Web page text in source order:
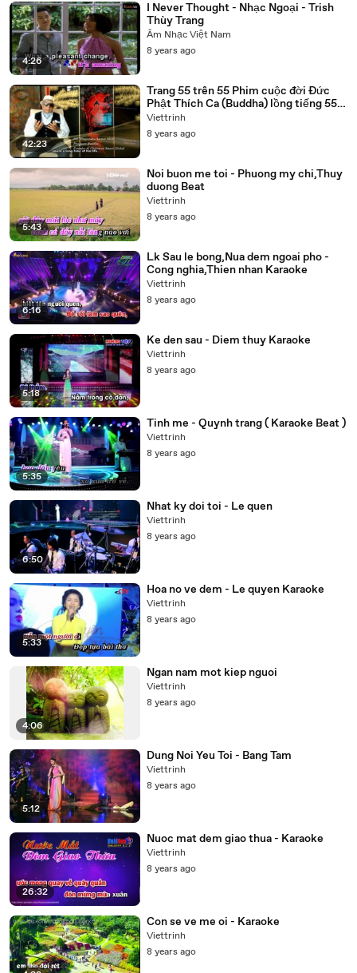
4:26
I Never Thought - Nhạc Ngoại - Trish
Thùy Trang
Âm Nhạc Việt Nam
8 years ago
42:23
Trang 55 trên 55 Phim cuộc đời Đức
Phật Thích Ca (Buddha) lồng tiếng 55
tập trọn bộ
Viettrinh
8 years ago
5:43
Noi buon me toi - Phuong my chi,Thuy
duong Beat
Viettrinh
8 years ago
6:16
Lk Sau le bong,Nua dem ngoai pho -
Cong nghia,Thien nhan Karaoke
Viettrinh
8 years ago
5:18
Ke den sau - Diem thuy Karaoke
Viettrinh
8 years ago
5:35
Tinh me - Quynh trang ( Karaoke Beat )
Viettrinh
8 years ago
6:50
Nhat ky doi toi - Le quen
Viettrinh
8 years ago
5:33
Hoa no ve dem - Le quyen Karaoke
Viettrinh
8 years ago
4:06
Ngan nam mot kiep nguoi
Viettrinh
8 years ago
5:12
Dung Noi Yeu Toi - Bang Tam
Viettrinh
8 years ago
26:32
Nuoc mat dem giao thua - Karaoke
Viettrinh
8 years ago
Con se ve me oi - Karaoke
Viettrinh
8 years ago